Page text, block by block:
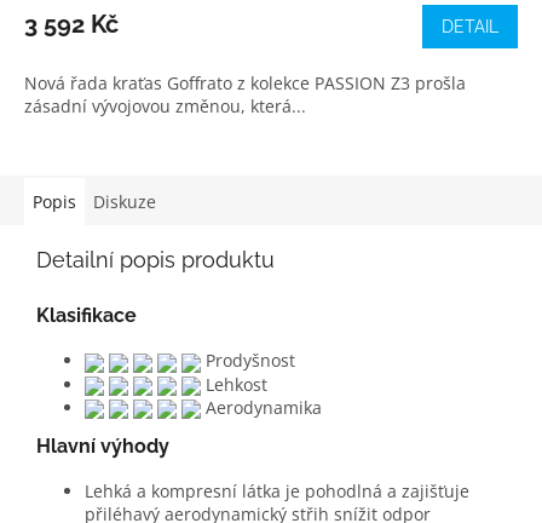
3 592 Kč DETAIL
Nová řada kraťas Goffrato z kolekce PASSION Z3 prošla
zásadní vývojovou změnou, která...
Popis Diskuze
Detailní popis produktu
Klasifikace
Prodyšnost
Lehkost
Aerodynamika
Hlavní výhody
Lehká a kompresní látka je pohodlná a zajišťuje
přiléhavý aerodynamický střih snížit odpor